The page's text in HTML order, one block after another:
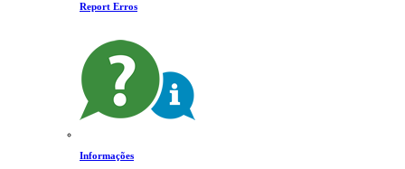
Report Erros
Informações